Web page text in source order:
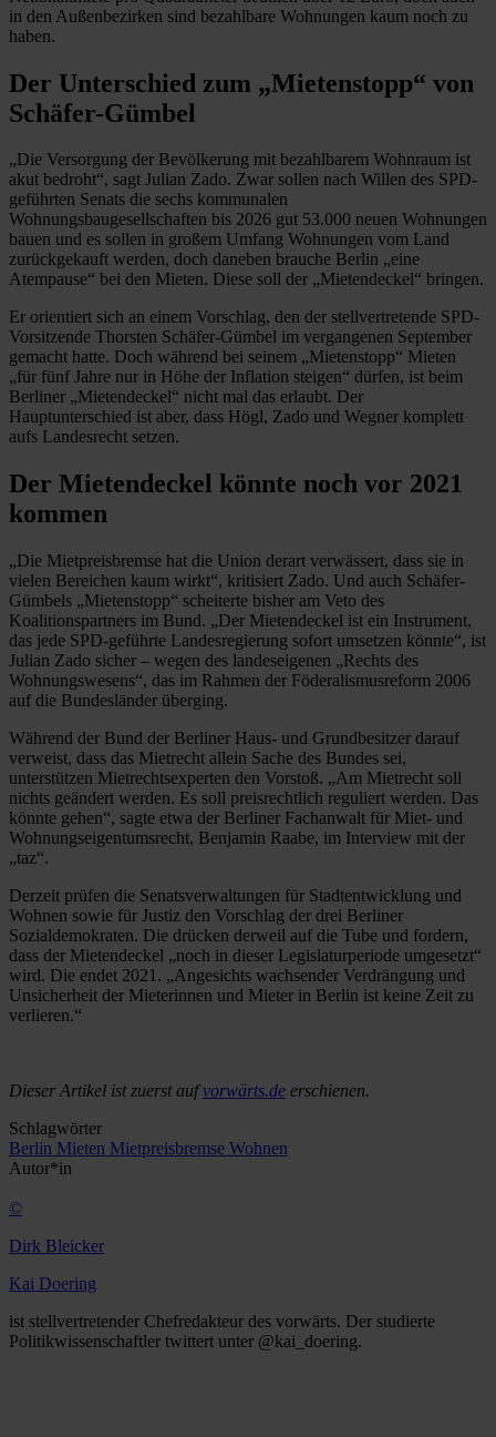
in den Außenbezirken sind bezahlbare Wohnungen kaum noch zu
haben.
Der Unterschied zum „Mietenstopp“ von
Schäfer-Gümbel
„Die Versorgung der Bevölkerung mit bezahlbarem Wohnraum ist
akut bedroht“, sagt Julian Zado. Zwar sollen nach Willen des SPD-
geführten Senats die sechs kommunalen
Wohnungsbaugesellschaften bis 2026 gut 53.000 neuen Wohnungen
bauen und es sollen in großem Umfang Wohnungen vom Land
zurückgekauft werden, doch daneben brauche Berlin „eine
Atempause“ bei den Mieten. Diese soll der „Mietendeckel“ bringen.
Er orientiert sich an einem Vorschlag, den der stellvertretende SPD-
Vorsitzende Thorsten Schäfer-Gümbel im vergangenen September
gemacht hatte. Doch während bei seinem „Mietenstopp“ Mieten
„für fünf Jahre nur in Höhe der Inflation steigen“ dürfen, ist beim
Berliner „Mietendeckel“ nicht mal das erlaubt. Der
Hauptunterschied ist aber, dass Högl, Zado und Wegner komplett
aufs Landesrecht setzen.
Der Mietendeckel könnte noch vor 2021
kommen
„Die Mietpreisbremse hat die Union derart verwässert, dass sie in
vielen Bereichen kaum wirkt“, kritisiert Zado. Und auch Schäfer-
Gümbels „Mietenstopp“ scheiterte bisher am Veto des
Koalitionspartners im Bund. „Der Mietendeckel ist ein Instrument,
das jede SPD-geführte Landesregierung sofort umsetzen könnte“, ist
Julian Zado sicher – wegen des landeseigenen „Rechts des
Wohnungswesens“, das im Rahmen der Föderalismusreform 2006
auf die Bundesländer überging.
Während der Bund der Berliner Haus- und Grundbesitzer darauf
verweist, dass das Mietrecht allein Sache des Bundes sei,
unterstützen Mietrechtsexperten den Vorstoß. „Am Mietrecht soll
nichts geändert werden. Es soll preisrechtlich reguliert werden. Das
könnte gehen“, sagte etwa der Berliner Fachanwalt für Miet- und
Wohnungseigentumsrecht, Benjamin Raabe, im Interview mit der
„taz“.
Derzeit prüfen die Senatsverwaltungen für Stadtentwicklung und
Wohnen sowie für Justiz den Vorschlag der drei Berliner
Sozialdemokraten. Die drücken derweil auf die Tube und fordern,
dass der Mietendeckel „noch in dieser Legislaturperiode umgesetzt“
wird. Die endet 2021. „Angesichts wachsender Verdrängung und
Unsicherheit der Mieterinnen und Mieter in Berlin ist keine Zeit zu
verlieren.“
Dieser Artikel ist zuerst aufvorwärts.de erschienen.
Schlagwörter
Berlin Mieten Mietpreisbremse Wohnen
Autor*in
©
Dirk Bleicker
Kai Doering
ist stellvertretender Chefredakteur des vorwärts. Der studierte
Politikwissenschaftler twittert unter @kai_doering.